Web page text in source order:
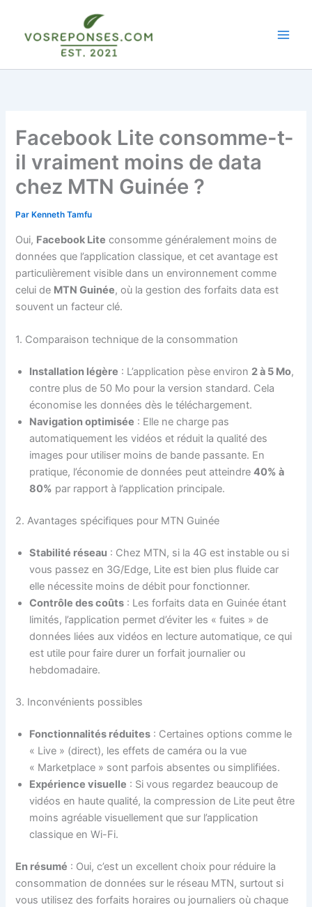
contenu
Facebook Lite consomme-t-
il vraiment moins de data
chez MTN Guinée ?
Par Kenneth Tamfu
Oui, Facebook Lite consomme généralement moins de
données que l’application classique, et cet avantage est
particulièrement visible dans un environnement comme
celui de MTN Guinée, où la gestion des forfaits data est
souvent un facteur clé.
1. Comparaison technique de la consommation
Installation légère : L’application pèse environ 2 à 5 Mo,
contre plus de 50 Mo pour la version standard. Cela
économise les données dès le téléchargement.
Navigation optimisée : Elle ne charge pas
automatiquement les vidéos et réduit la qualité des
images pour utiliser moins de bande passante. En
pratique, l’économie de données peut atteindre40% à
80% par rapport à l’application principale.
2. Avantages spécifiques pour MTN Guinée
Stabilité réseau : Chez MTN, si la 4G est instable ou si
vous passez en 3G/Edge, Lite est bien plus fluide car
elle nécessite moins de débit pour fonctionner.
Contrôle des coûts : Les forfaits data en Guinée étant
limités, l’application permet d’éviter les « fuites » de
données liées aux vidéos en lecture automatique, ce qui
est utile pour faire durer un forfait journalier ou
hebdomadaire.
3. Inconvénients possibles
Fonctionnalités réduites : Certaines options comme le
« Live » (direct), les effets de caméra ou la vue
« Marketplace » sont parfois absentes ou simplifiées.
Expérience visuelle : Si vous regardez beaucoup de
vidéos en haute qualité, la compression de Lite peut être
moins agréable visuellement que sur l’application
classique en Wi-Fi.
En résumé : Oui, c’est un excellent choix pour réduire la
consommation de données sur le réseau MTN, surtout si
vous utilisez des forfaits horaires ou journaliers où chaque